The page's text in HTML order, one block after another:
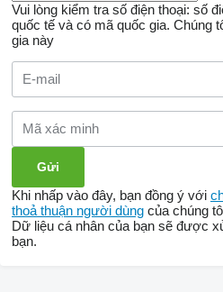
Vui lòng kiểm tra số điện thoại: số
quốc tế và có mã quốc gia. Chúng
gia này
Khi nhấp vào đây, bạn đồng ý với
thoả thuận người dùng của chúng
Dữ liệu cá nhân của bạn sẽ được
bạn.